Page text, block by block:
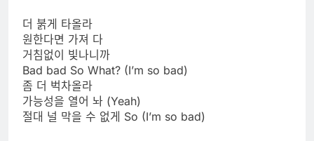
더 붉게 타올라
원한다면 가져 다
거침없이 빛나니까
Bad bad So What? (I’m so bad)
좀 더 벅차올라
가능성을 열어 놔 (Yeah)
절대 널 막을 수 없게 So (I’m so bad)